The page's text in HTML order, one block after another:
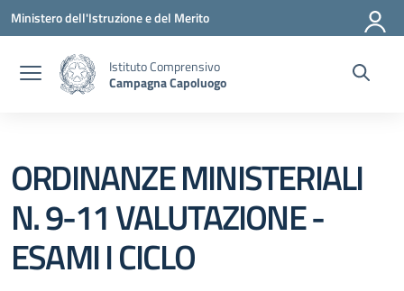
Vai ai contenuti
Vai al menu di navigazione
Vai al footer
Ministero dell'Istruzione e del Merito
Istituto Comprensivo
Campagna Capoluogo
ORDINANZE MINISTERIALI
N. 9-11 VALUTAZIONE -
ESAMI I CICLO